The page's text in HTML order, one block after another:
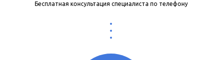
Бесплатная консультация специалиста по телефону